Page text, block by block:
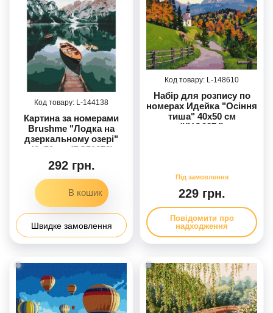
144138
Картина за номерами
Brushme "Лодка на
дзеркальному озері"
40x50 см (BS51370)
292 грн.
Швидке замовлення
148610
Набір для розпису по
номерах Идейка "Осіння
тиша" 40x50 см
(КНО2874)
229 грн.
Повідомити про
надходження